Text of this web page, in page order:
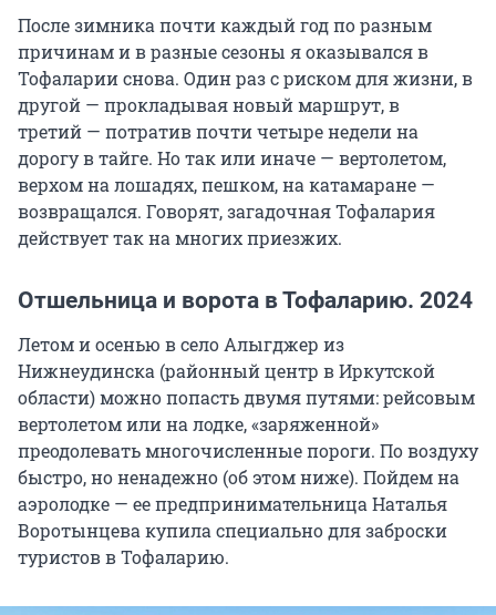
После зимника почти каждый год по разным
причинам и в разные сезоны я оказывался в
Тофаларии снова. Один раз с риском для жизни, в
другой — прокладывая новый маршрут, в
третий — потратив почти четыре недели на
дорогу в тайге. Но так или иначе — вертолетом,
верхом на лошадях, пешком, на катамаране —
возвращался. Говорят, загадочная Тофалария
действует так на многих приезжих.
Отшельница и ворота в Тофаларию. 2024
Летом и осенью в село Алыгджер из
Нижнеудинска (районный центр в Иркутской
области) можно попасть двумя путями: рейсовым
вертолетом или на лодке, «заряженной»
преодолевать многочисленные пороги. По воздуху
быстро, но ненадежно (об этом ниже). Пойдем на
аэролодке — ее предпринимательница Наталья
Воротынцева купила специально для заброски
туристов в Тофаларию.